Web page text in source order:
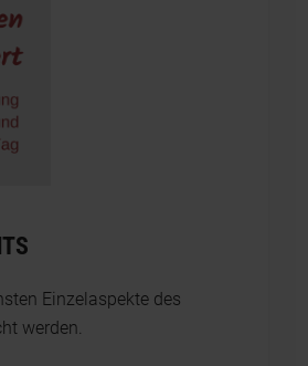
Einzelaspekte des
werden.